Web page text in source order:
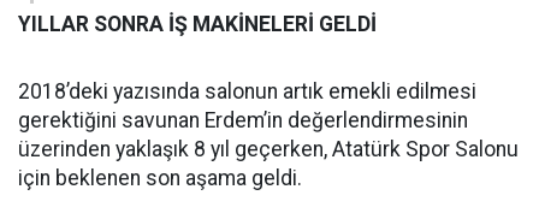
YILLAR SONRA İŞ MAKİNELERİ GELDİ
2018’deki yazısında salonun artık emekli edilmesi
gerektiğini savunan Erdem’in değerlendirmesinin
üzerinden yaklaşık 8 yıl geçerken, Atatürk Spor Salonu
için beklenen son aşama geldi.